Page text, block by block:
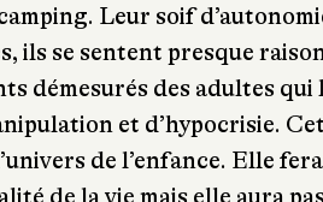
Leur soif
ils se sentent presque
démesurés des adultes
et d’hypocrisie.
de l’enfance. Elle
de la vie mais elle aura